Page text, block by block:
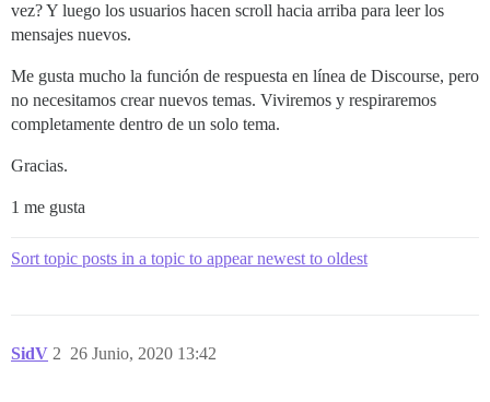
vez? Y luego los usuarios hacen scroll hacia arriba para leer los
mensajes nuevos.
Me gusta mucho la función de respuesta en línea de Discourse, pero
no necesitamos crear nuevos temas. Viviremos y respiraremos
completamente dentro de un solo tema.
Gracias.
1 me gusta
Sort topic posts in a topic to appear newest to oldest
SidV 26 Junio, 2020 13:42
2